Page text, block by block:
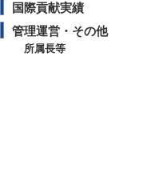
国際貢献実績
管理運営・その他
所属長等